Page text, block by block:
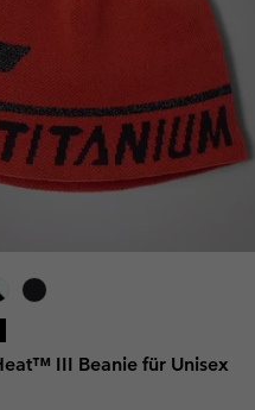
III Beanie für Unisex